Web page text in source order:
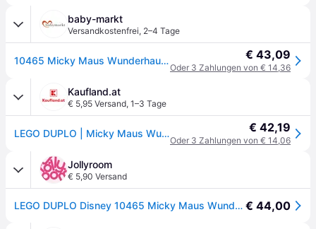
baby-markt
Versandkostenfrei, 2–4 Tage
10465 Micky Maus Wunderhaus mit Minnie und Pluto - mehrfarbig € 43,09
Oder 3 Zahlungen von € 14,36
Kaufland.at
€ 5,95 Versand, 1–3 Tage
LEGO DUPLO | Micky Maus Wunderhaus mit Minnie und Pluto - Pädagogisches Feinmotorik Spielzeug für Kleinkinder - inkl. 3 Figuren & Toodles - Geschenk für Jungen & Mädchen ab 2 Jahren - 10465 € 42,19
Oder 3 Zahlungen von € 14,06
Jollyroom
€ 5,90 Versand
LEGO DUPLO Disney 10465 Micky Maus Wunderhaus mit Minnie und Pluto € 44,00